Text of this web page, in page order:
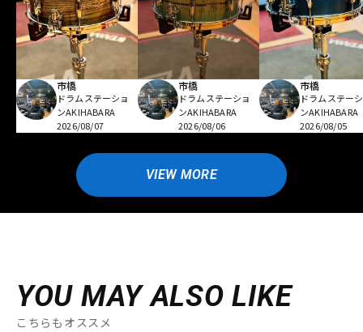
市橋
ドラムステーショ
ンAKIHABARA
2026/08/07
市橋
ドラムステーショ
ンAKIHABARA
2026/08/06
市橋
ドラムステー
ンAKIHABARA
2026/08/05
VIEW MORE
YOU MAY ALSO LIKE
こちらもオススメ